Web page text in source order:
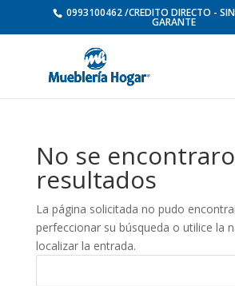
0993100462 /CREDITO DIRECTO -
GARANTE
No se
resultados
La página solicitada no pudo
perfeccionar su búsqueda o utilice la
localizar la entrada.